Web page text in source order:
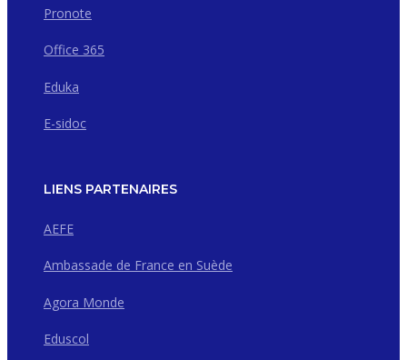
Pronote
Office 365
Eduka
E-sidoc
LIENS PARTENAIRES
AEFE
Ambassade de France en Suède
Agora Monde
Eduscol